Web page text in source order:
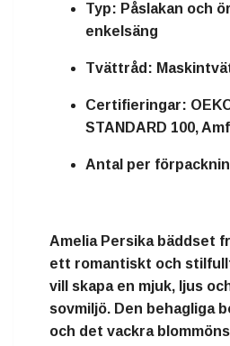
Typ: Påslakan och
enkelsäng
Tvättråd:
Certifieringar:
STANDARD 100,
Antal per
Amelia Persika bäddset
ett romantiskt och
vill skapa en mjuk, ljus
sovmiljö. Den behagliga
och det vackra